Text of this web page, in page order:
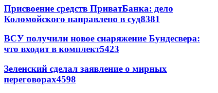
Присвоение средств ПриватБанка: дело
Коломойского направлено в суд8381
ВСУ получили новое снаряжение Бундесвера:
что входит в комплект5423
Зеленский сделал заявление о мирных
переговорах4598